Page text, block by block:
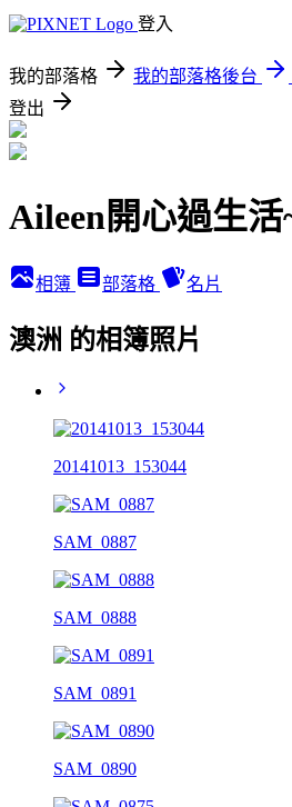
登入
我的部落格 我的部落格後台
登出
Aileen開心過生活
相簿 部落格 名片
澳洲 的相簿照片
20141013_153044
SAM_0887
SAM_0888
SAM_0891
SAM_0890